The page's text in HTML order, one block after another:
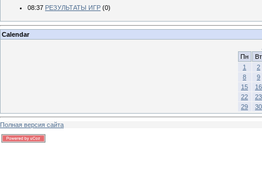
08:37 РЕЗУЛЬТАТЫ ИГР (0)
Calendar
Пн
Вт
1
2
8
9
15
16
22
23
29
30
Полная версия сайта